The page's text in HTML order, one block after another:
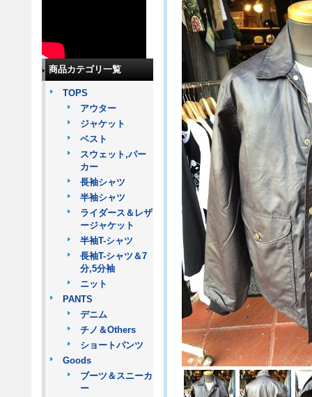
商品カテゴリ一覧
TOPS
アウター
ジャケット
ベスト
スウェット,パー
カー
長袖シャツ
半袖シャツ
ライダース＆レザ
ージャケット
半袖T-シャツ
長袖T-シャツ＆7
分,5分袖
ニット
PANTS
デニム
チノ＆Others
ショートパンツ
Goods
ブーツ＆スニーカ
ー